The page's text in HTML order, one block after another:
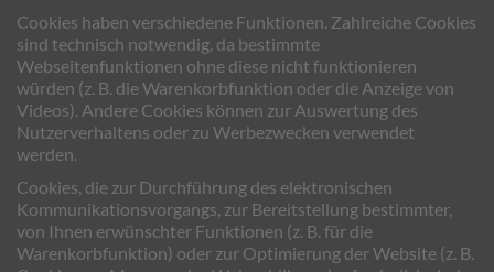
Cookies haben verschiedene Funktionen. Zahlreiche Cookies
sind technisch notwendig, da bestimmte
Webseitenfunktionen ohne diese nicht funktionieren
würden (z. B. die Warenkorbfunktion oder die Anzeige von
Videos). Andere Cookies können zur Auswertung des
Nutzerverhaltens oder zu Werbezwecken verwendet
werden.
Cookies, die zur Durchführung des elektronischen
Kommunikationsvorgangs, zur Bereitstellung bestimmter,
von Ihnen erwünschter Funktionen (z. B. für die
Warenkorbfunktion) oder zur Optimierung der Website (z. B.